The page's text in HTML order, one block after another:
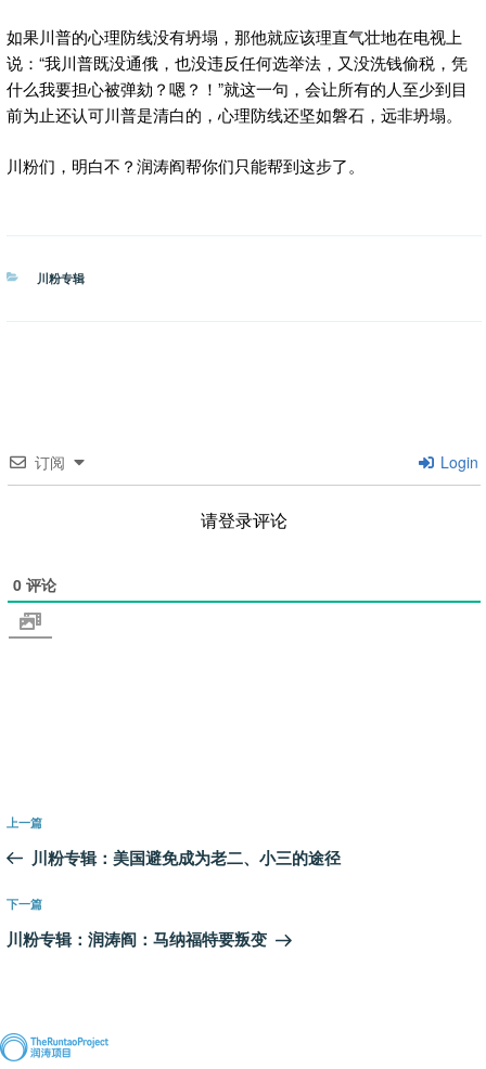
如果川普的心理防线没有坍塌，那他就应该理直气壮地在电视上
说：“我川普既没通俄，也没违反任何选举法，又没洗钱偷税，凭
什么我要担心被弹劾？嗯？！”就这一句，会让所有的人至少到目
前为止还认可川普是清白的，心理防线还坚如磐石，远非坍塌。
川粉们，明白不？润涛阎帮你们只能帮到这步了。
分
川粉专辑
订阅 Login
请登录评论
0 评论
文
导
航
上
一
文
章
上一篇
川粉专辑：美国避免成为老二、小三的途径
下
一
下一篇
川粉专辑：润涛阎：马纳福特要叛变